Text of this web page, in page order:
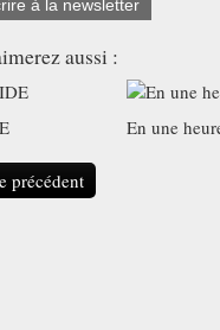
à la newsletter
aussi :
En une
précédent